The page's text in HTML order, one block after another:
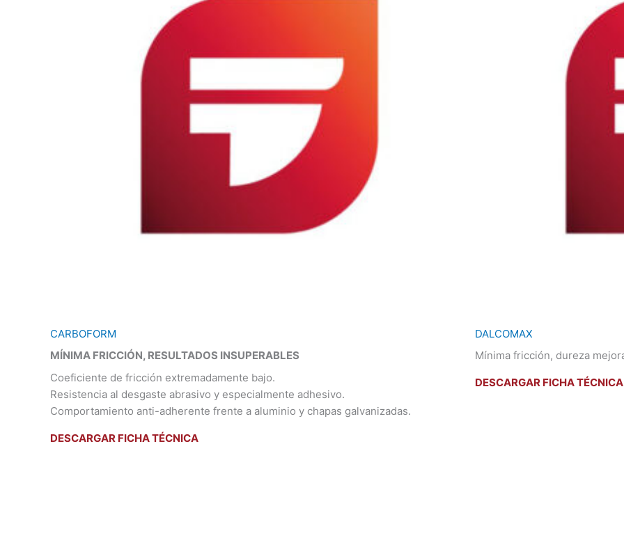
CARBOFORM
MÍNIMA FRICCIÓN, RESULTADOS INSUPERABLES
Coeficiente de fricción extremadamente bajo.
Resistencia al desgaste abrasivo y especialmente adhesivo.
Comportamiento anti-adherente frente a aluminio y chapas galvanizadas.
DESCARGAR FICHA TÉCNICA
DALCOMAX
Mínima fricción, dureza
DESCARGAR FICHA TÉCNICA